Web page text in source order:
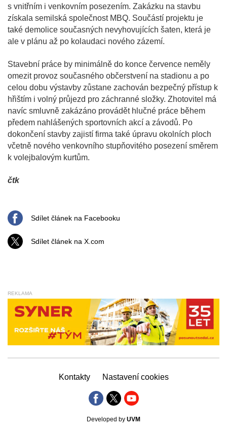
s vnitřním i venkovním posezením. Zakázku na stavbu
získala semilská společnost MBQ. Součástí projektu je
také demolice současných nevyhovujících šaten, která je
ale v plánu až po kolaudaci nového zázemí.
Stavební práce by minimálně do konce července neměly
omezit provoz současného občerstvení na stadionu a po
celou dobu výstavby zůstane zachován bezpečný přístup k
hřištím i volný průjezd pro záchranné složky. Zhotovitel má
navíc smluvně zakázáno provádět hlučné práce během
předem nahlášených sportovních akcí a závodů. Po
dokončení stavby zajistí firma také úpravu okolních ploch
včetně nového venkovního stupňovitého posezení směrem
k volejbalovým kurtům.
čtk
Sdílet článek na Facebooku
Sdílet článek na X.com
REKLAMA
Kontakty Nastavení cookies
Developed by UVM